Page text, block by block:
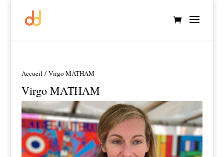
Accueil / Virgo MATHAM
Virgo MATHAM